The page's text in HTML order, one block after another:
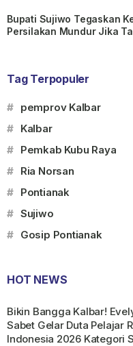
Bupati Sujiwo Tegaskan
Persilakan Mundur Jika
Tag Terpopuler
# pemprov Kalbar
# Kalbar
# Pemkab Kubu Raya
# Ria Norsan
# Pontianak
# Sujiwo
# Gosip Pontianak
HOT NEWS
Bikin Bangga Kalbar!
Sabet Gelar Duta Pelajar
Indonesia 2026 Kategori